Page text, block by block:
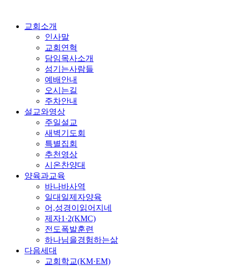
교회소개
인사말
교회연혁
담임목사소개
섬기는사람들
예배안내
오시는길
주차안내
설교와영상
주일설교
새벽기도회
특별집회
추천영상
시온찬양대
양육과교육
바나바사역
일대일제자양육
어,성경이읽어지네
제자1·2(KMC)
전도폭발훈련
하나님을경험하는삶
다음세대
교회학교(KM·EM)